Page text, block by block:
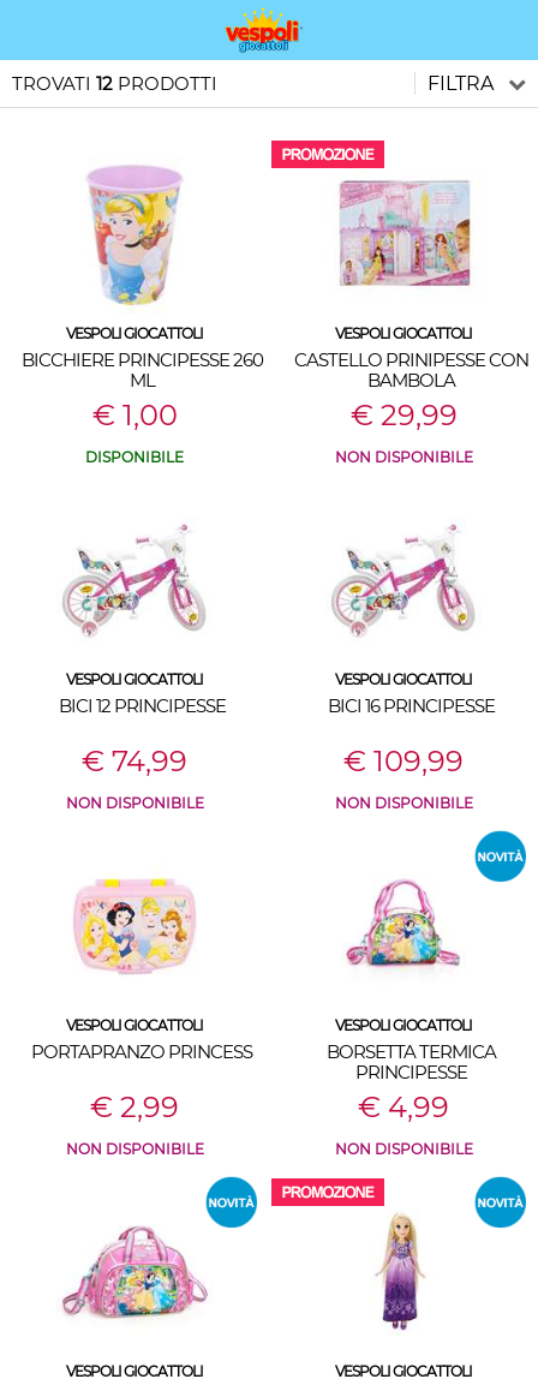
TROVATI 12 PRODOTTI FILTRA
VESPOLI GIOCATTOLI
BICCHIERE PRINCIPESSE 260
ML
€ 1,00
DISPONIBILE
VESPOLI GIOCATTOLI
CASTELLO PRINIPESSE CON
BAMBOLA
€ 29,99
NON DISPONIBILE
VESPOLI GIOCATTOLI
BICI 12 PRINCIPESSE
€ 74,99
NON DISPONIBILE
VESPOLI GIOCATTOLI
BICI 16 PRINCIPESSE
€ 109,99
NON DISPONIBILE
VESPOLI GIOCATTOLI
PORTAPRANZO PRINCESS
€ 2,99
NON DISPONIBILE
VESPOLI GIOCATTOLI
BORSETTA TERMICA
PRINCIPESSE
€ 4,99
NON DISPONIBILE
VESPOLI GIOCATTOLI VESPOLI GIOCATTOLI